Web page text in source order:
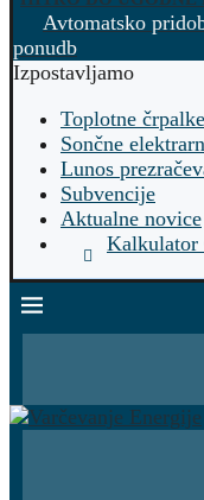
Avtomatsko
ponudb
Izpostavljamo
Toplotne črpalke
Sončne
Lunos
Subvencije
Aktualne novice
Kalkulator